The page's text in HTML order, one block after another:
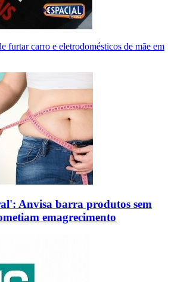
furtar carro e eletrodomésticos de mãe em
Anvisa barra produtos sem
emagrecimento